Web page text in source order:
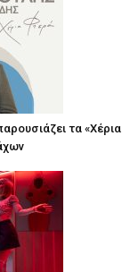
τα «Χέρια